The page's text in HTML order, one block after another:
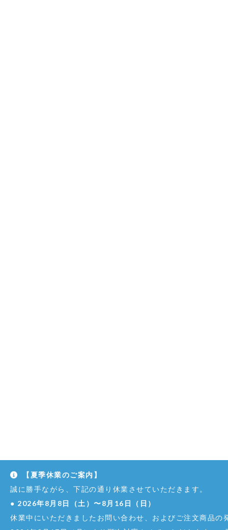
【夏季休業のご案内】
誠に勝手ながら、下記の通り休業させていただきます。
● 2026年8月8日（土）〜8月16日（日）
休業中にいただきましたお問い合わせ、およびご注文商品の